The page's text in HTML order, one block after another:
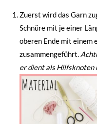
Zuerst wird das Garn
Schnüre mit je einer
oberen Ende mit einem
zusammengeführt.
er dient als Hilfsknoten